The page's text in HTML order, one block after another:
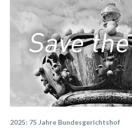
2025: 75 Jahre Bundesgerichtshof